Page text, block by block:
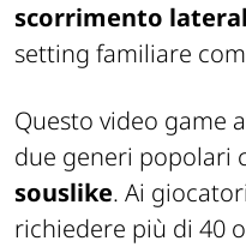
scorrimento
setting familiare
Questo video game
due generi popolari
souslike. Ai
richiedere più di 40